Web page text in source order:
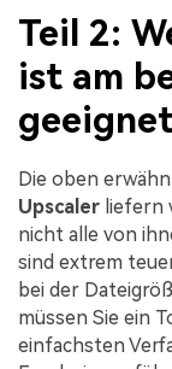
Teil 2:
ist am
Die oben
Upscaler liefern
nicht alle von
sind extrem
bei der
müssen Sie ein
einfachsten